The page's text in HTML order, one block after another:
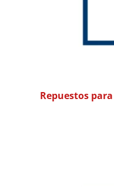
Repuestos